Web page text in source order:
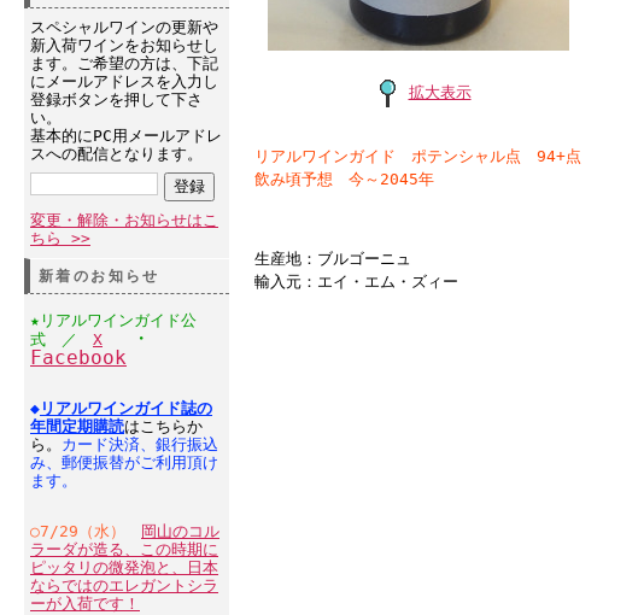
スペシャルワインの更新や
新入荷ワインをお知らせし
ます。ご希望の方は、下記
にメールアドレスを入力し
登録ボタンを押して下さ
い。
基本的にPC用メールアドレ
スへの配信となります。
変更・解除・お知らせはこ
ちら >>
新着のお知らせ
★リアルワインガイド公
式 ／ X
・
Facebook
◆ リアルワインガイド誌の
年間定期購読はこちらか
ら。 カード決済、銀行振込
み、郵便振替がご利用頂け
ます。
○7/29（水）
岡山のコル
ラーダが造る、この時期に
ピッタリの微発泡と、日本
ならではのエレガントシラ
ーが入荷です！
拡大表示
リアルワインガイド ポテンシャル点 94+点
飲み頃予想 今～2045年
生産地：ブルゴーニュ
輸入元：エイ・エム・ズィー